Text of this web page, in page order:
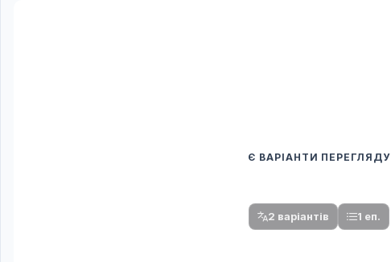
Є ВАРІАНТИ ПЕРЕГЛЯДУ
2 варіантів 1 еп.